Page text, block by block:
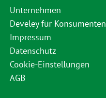
Unternehmen
Develey für Konsumenten
Impressum
Datenschutz
Cookie-Einstellungen
AGB